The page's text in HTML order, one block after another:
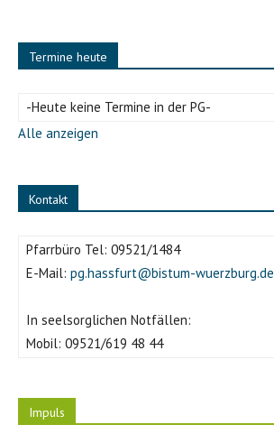
Termine heute
-Heute keine Termine in der PG-
Alle anzeigen
Kontakt
Pfarrbüro Tel: 09521/1484
E-Mail: pg.hassfurt@bistum-wuerzburg.de
In seelsorglichen Notfällen:
Mobil: 09521/619 48 44
Impuls